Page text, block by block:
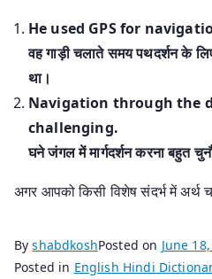
He used GPS for
वह गाड़ी चलाते समय पथदर्शन के
था।
Navigation through the
challenging.
घने जंगल में मार्गदर्शन करना बहुत
अगर आपको किसी विशेष संदर्भ में अर्थ
ByshabdkoshPosted on June
Posted in English Hindi